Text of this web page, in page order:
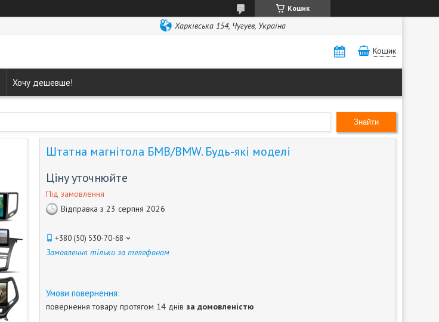
Кошик
Харківська 154, Чугуев, Україна
Кошик
Хочу дешевше!
Знайти
Штатна магнітола БМВ/BMW. Будь-які моделі
Ціну уточнюйте
Під замовлення
Відправка з 23 серпня 2026
+380 (50) 530-70-68
Замовлення тільки за телефоном
повернення товару протягом 14 днів за домовленістю